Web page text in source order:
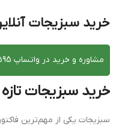
خرید سبزیجات
مشاوره و خرید در واتساپ 09120038595
خرید سبزیجات تازه
سبزیجات یکی از مهم‌ترین